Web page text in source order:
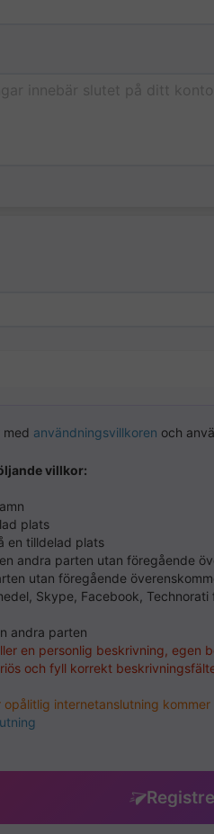
med användningsvillkoren och
villkor:
plats
en tilldelad plats
andra parten utan föregående
utan föregående
Skype, Facebook,
andra parten
en personlig beskrivning, egen
och fyll korrekt
internetanslutning